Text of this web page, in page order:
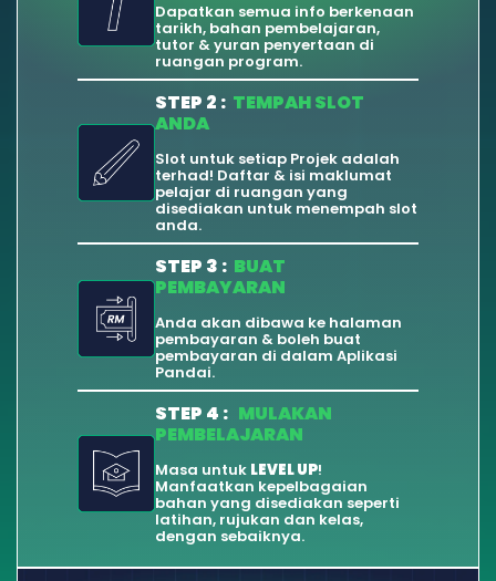
Dapatkan semua info berkenaan
tarikh, bahan pembelajaran,
tutor & yuran penyertaan di
ruangan program.
STEP 2 : TEMPAH SLOT
ANDA
Slot untuk setiap Projek adalah
terhad! Daftar & isi maklumat
pelajar di ruangan yang
disediakan untuk menempah slot
anda.
STEP 3 : BUAT
PEMBAYARAN
Anda akan dibawa ke halaman
pembayaran & boleh buat
pembayaran di dalam Aplikasi
Pandai.
STEP 4 : MULAKAN
PEMBELAJARAN
Masa untuk LEVEL UP!
Manfaatkan kepelbagaian
bahan yang disediakan seperti
latihan, rujukan dan kelas,
dengan sebaiknya.